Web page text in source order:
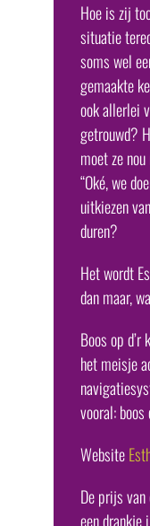
Hoe is zij
situatie
soms wel
gemaakte
ook allerlei
getrouwd?
moet ze
“Oké, we
uitkiezen
duren?
Het wordt
dan maar,
Boos op d’r
het meisje
vooral:
Website
De prijs
een drankje